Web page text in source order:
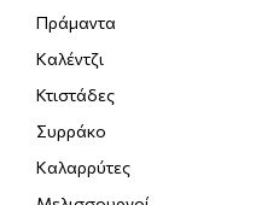
Πράμαντα
Καλέντζι
Κτιστάδες
Συρράκο
Καλαρρύτες